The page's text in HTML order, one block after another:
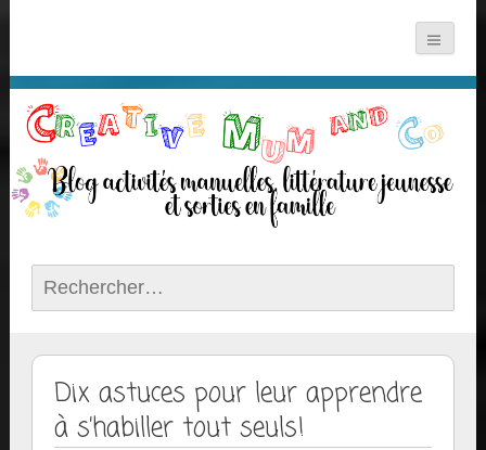
Rechercher :
Dix astuces pour leur apprendre
à s’habiller tout seuls!